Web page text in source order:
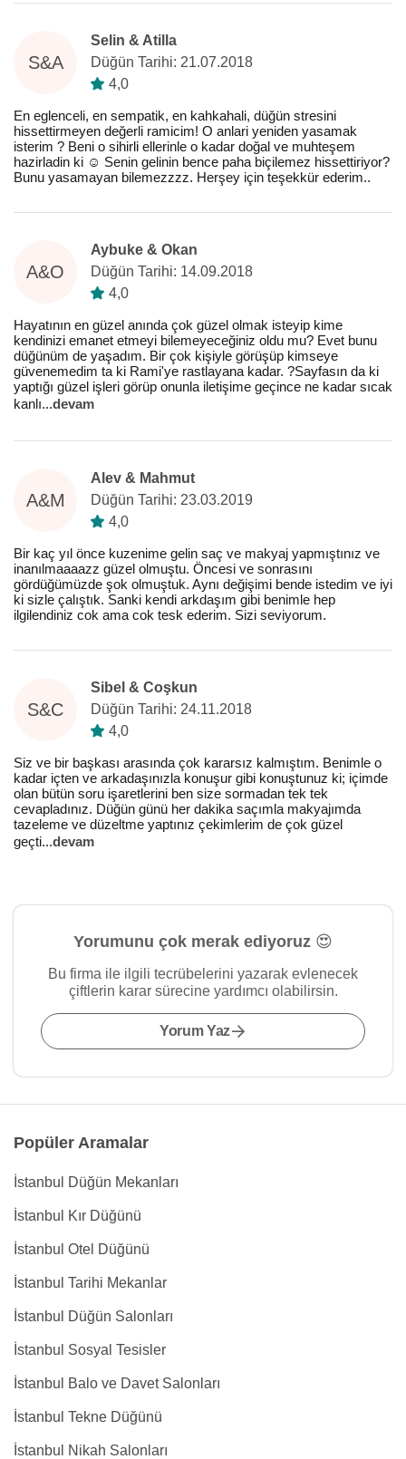
S&A
Selin & Atilla
Düğün Tarihi: 21.07.2018
4,0
En eglenceli, en sempatik, en kahkahali, düğün stresini
hissettirmeyen değerli ramicim! O anlari yeniden yasamak
isterim ? Beni o sihirli ellerinle o kadar doğal ve muhteşem
hazirladin ki ☺ Senin gelinin bence paha biçilemez hissettiriyor?
Bunu yasamayan bilemezzzz. Herşey için teşekkür ederim..
A&O
Aybuke & Okan
Düğün Tarihi: 14.09.2018
4,0
Hayatının en güzel anında çok güzel olmak isteyip kime
kendinizi emanet etmeyi bilemeyeceğiniz oldu mu? Evet bunu
düğünüm de yaşadım. Bir çok kişiyle görüşüp kimseye
güvenemedim ta ki Rami'ye rastlayana kadar. ?Sayfasın da ki
yaptığı güzel işleri görüp onunla iletişime geçince ne kadar sıcak
kanlı...devam
A&M
Alev & Mahmut
Düğün Tarihi: 23.03.2019
4,0
Bir kaç yıl önce kuzenime gelin saç ve makyaj yapmıştınız ve
inanılmaaaazz güzel olmuştu. Öncesi ve sonrasını
gördüğümüzde şok olmuştuk. Aynı değişimi bende istedim ve iyi
ki sizle çalıştık. Sanki kendi arkdaşım gibi benimle hep
ilgilendiniz cok ama cok tesk ederim. Sizi seviyorum.
S&C
Sibel & Coşkun
Düğün Tarihi: 24.11.2018
4,0
Siz ve bir başkası arasında çok kararsız kalmıştım. Benimle o
kadar içten ve arkadaşınızla konuşur gibi konuştunuz ki; içimde
olan bütün soru işaretlerini ben size sormadan tek tek
cevapladınız. Düğün günü her dakika saçımla makyajımda
tazeleme ve düzeltme yaptınız çekimlerim de çok güzel
geçti...devam
Yorumunu çok merak ediyoruz 😍
Bu firma ile ilgili tecrübelerini yazarak evlenecek
çiftlerin karar sürecine yardımcı olabilirsin.
Yorum Yaz
Popüler Aramalar
İstanbul Düğün Mekanları
İstanbul Kır Düğünü
İstanbul Otel Düğünü
İstanbul Tarihi Mekanlar
İstanbul Düğün Salonları
İstanbul Sosyal Tesisler
İstanbul Balo ve Davet Salonları
İstanbul Tekne Düğünü
İstanbul Nikah Salonları